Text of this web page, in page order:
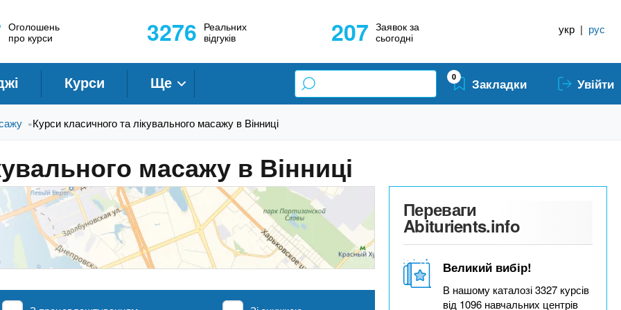
Оголошень
про курси
3276 Реальних
відгуків
207 Заявок за
сьогодні
укр | рус
Курси Ще 0 Закладки Увійти
»Курси класичного та лікувального масажу в Вінниці
масажу в Вінниці
Переваги
Abiturients.info
Великий вибір!
В нашому каталозі 3327 курсів
від 1096 навчальних центрів